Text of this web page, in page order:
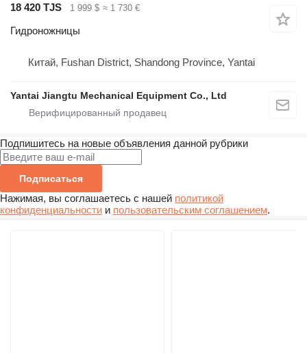
18 420 TJS
1 999 $ ≈ 1 730 €
Гидроножницы
Китай, Fushan District, Shandong Province, Yantai
Yantai Jiangtu Mechanical Equipment Co., Ltd
Подпишитесь на новые объявления данной рубрики
Подписаться
Нажимая, вы соглашаетесь с нашей политикой
конфиденциальности и пользовательским соглашением.